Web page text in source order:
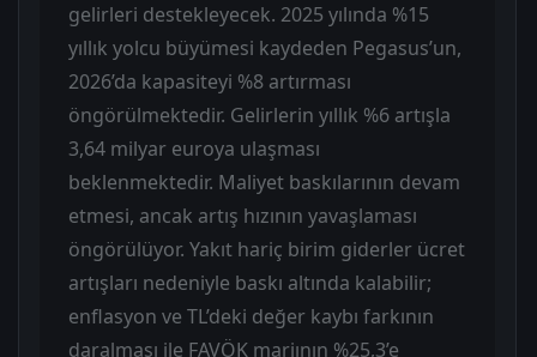
gelirleri destekleyecek. 2025 yılında %15
yıllık yolcu büyümesi kaydeden Pegasus’un,
2026’da kapasiteyi %8 artırması
öngörülmektedir. Gelirlerin yıllık %6 artışla
3,64 milyar euroya ulaşması
beklenmektedir. Maliyet baskılarının devam
etmesi, ancak artış hızının yavaşlaması
öngörülüyor. Yakıt hariç birim giderler ücret
artışları nedeniyle baskı altında kalabilir;
enflasyon ve TL’deki değer kaybı farkının
daralması ile FAVÖK marjının %25,3’e